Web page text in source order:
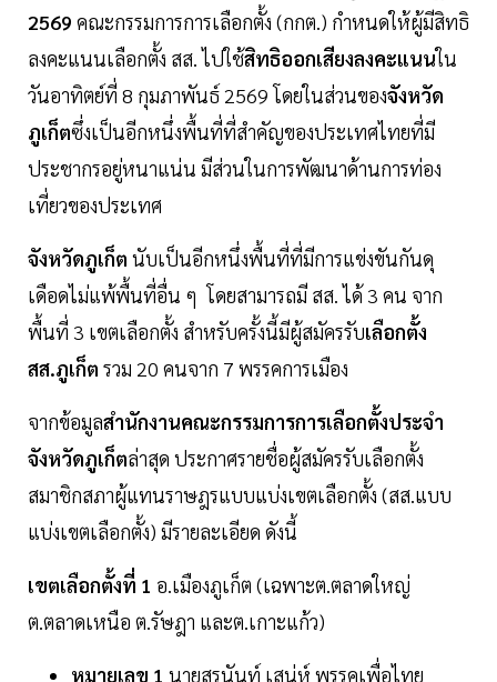
2569 คณะกรรมการการเลือกตั้ง (กกต.) กำหนดให้ผู้มีสิทธิ
ลงคะแนนเลือกตั้ง สส. ไปใช้สิทธิออกเสียงลงคะแนนใน
วันอาทิตย์ที่ 8 กุมภาพันธ์ 2569 โดยในส่วนของจังหวัด
ภูเก็ตซึ่งเป็นอีกหนึ่งพื้นที่ที่สำคัญของประเทศไทยที่มี
ประชากรอยู่หนาแน่น มีส่วนในการพัฒนาด้านการท่อง
เที่ยวของประเทศ
จังหวัดภูเก็ต นับเป็นอีกหนึ่งพื้นที่ที่มีการแข่งขันกันดุ
เดือดไม่แพ้พื้นที่อื่น ๆ โดยสามารถมี สส. ได้ 3 คน จาก
พื้นที่ 3 เขตเลือกตั้ง สำหรับครั้งนี้มีผู้สมัครรับเลือกตั้ง
สส.ภูเก็ต รวม 20 คนจาก 7 พรรคการเมือง
จากข้อมูลสำนักงานคณะกรรมการการเลือกตั้งประจำ
จังหวัดภูเก็ตล่าสุด ประกาศรายชื่อผู้สมัครรับเลือกตั้ง
สมาชิกสภาผู้แทนราษฎรแบบแบ่งเขตเลือกตั้ง (สส.แบบ
แบ่งเขตเลือกตั้ง) มีรายละเอียด ดังนี้
เขตเลือกตั้งที่ 1 อ.เมืองภูเก็ต (เฉพาะต.ตลาดใหญ่
ต.ตลาดเหนือ ต.รัษฎา และต.เกาะแก้ว)
หมายเลข 1 นายสรนันท์ เสน่ห์ พรรคเพื่อไทย